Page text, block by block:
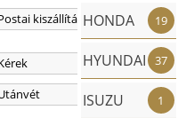
Az
HONDA 19
HYUNDAI 37
ISUZU 1